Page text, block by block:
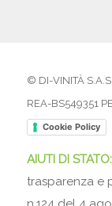
© DI-VINITÀ
REA-BS549351
Cookie Policy
AIUTI DI STATO:
trasparenza e